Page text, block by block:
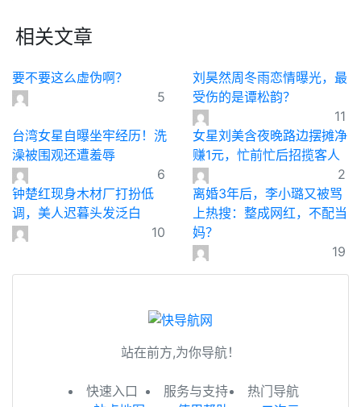
相关文章
要不要这么虚伪啊？
5
刘昊然周冬雨恋情曝光，最
受伤的是谭松韵？
11
台湾女星自曝坐牢经历！洗
澡被围观还遭羞辱
6
女星刘美含夜晚路边摆摊净
赚1元，忙前忙后招揽客人
2
钟楚红现身木材厂打扮低
调，美人迟暮头发泛白
10
离婚3年后，李小璐又被骂
上热搜：整成网红，不配当
妈？
19
站在前方,为你导航！
快速入口
服务与支持
热门导航